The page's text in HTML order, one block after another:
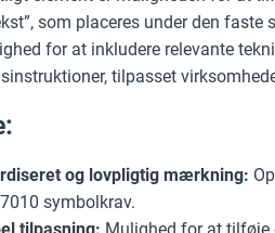
som placeres under den faste
for at inkludere relevante
tilpasset
og lovpligtig mærkning:
symbolkrav.